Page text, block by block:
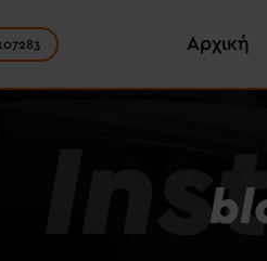
Main
Αρχική